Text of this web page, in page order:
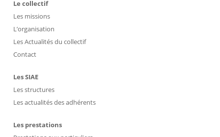
Le collectif
Les missions
L’organisation
Les Actualités du collectif
Contact
Les SIAE
Les structures
Les actualités des adhérents
Les prestations